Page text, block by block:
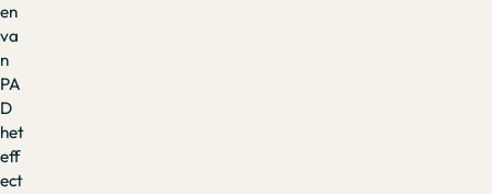
en
va
n
PA
D
het
eff
ect